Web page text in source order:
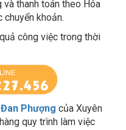
công việc trong thời
Đan Phượngcủa Xuyên
quy trình làm việc
phí cho khách hàng